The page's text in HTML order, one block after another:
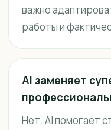
важно
работы и
AI заменяет
Нет. AI помогает